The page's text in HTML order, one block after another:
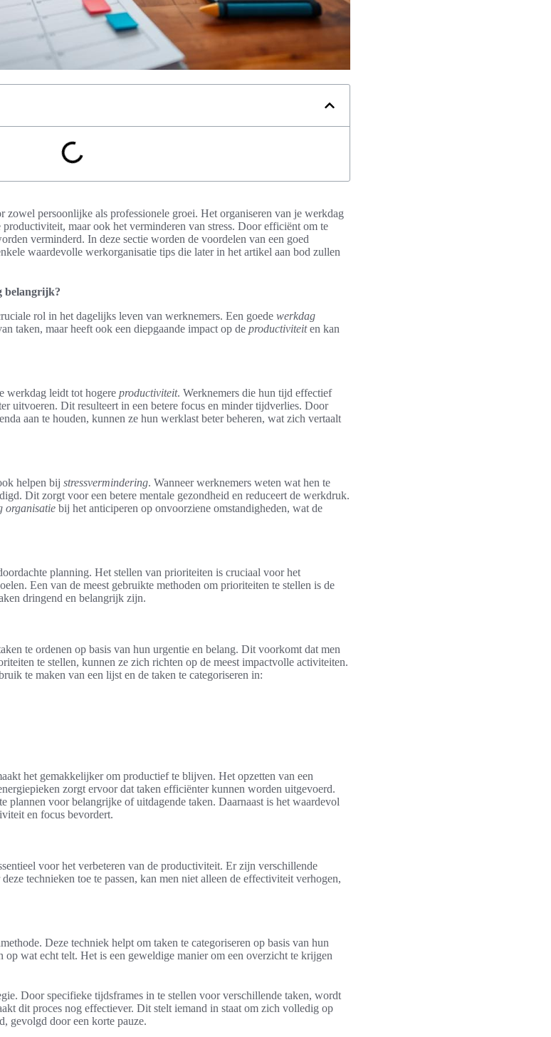
zowel persoonlijke als professionele groei. Het organiseren van je werkdag
maar ook het verminderen van stress. Door efficiënt om te
verminderd. In deze sectie worden de voordelen van een goed
waardevolle werkorganisatie tips die later in het artikel aan bod zullen
belangrijk?
rol in het dagelijks leven van werknemers. Een goede werkdag
taken, maar heeft ook een diepgaande impact op de productiviteiten kan
werkdag leidt tot hogere productiviteit. Werknemers die hun tijd effectief
uitvoeren. Dit resulteert in een betere focus en minder tijdverlies. Door
aan te houden, kunnen ze hun werklast beter beheren, wat zich vertaalt
helpen bij stressvermindering. Wanneer werknemers weten wat hen te
Dit zorgt voor een betere mentale gezondheid en reduceert de werkdruk.
organisatie bij het anticiperen op onvoorziene omstandigheden, wat de
planning. Het stellen van prioriteiten is cruciaal voor het
Een van de meest gebruikte methoden om prioriteiten te stellen is de
dringend en belangrijk zijn.
te ordenen op basis van hun urgentie en belang. Dit voorkomt dat men
te stellen, kunnen ze zich richten op de meest impactvolle activiteiten.
te maken van een lijst en de taken te categoriseren in:
het gemakkelijker om productief te blijven. Het opzetten van een
zorgt ervoor dat taken efficiënter kunnen worden uitgevoerd.
plannen voor belangrijke of uitdagende taken. Daarnaast is het waardevol
en focus bevordert.
voor het verbeteren van de productiviteit. Er zijn verschillende
technieken toe te passen, kan men niet alleen de effectiviteit verhogen,
Deze techniek helpt om taken te categoriseren op basis van hun
wat echt telt. Het is een geweldige manier om een overzicht te krijgen
Door specifieke tijdsframes in te stellen voor verschillende taken, wordt
dit proces nog effectiever. Dit stelt iemand in staat om zich volledig op
gevolgd door een korte pauze.